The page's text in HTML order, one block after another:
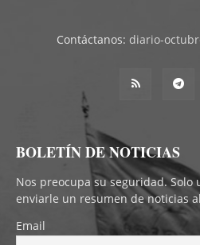
Contáctanos: diario-
BOLETÍN DE NOTICIAS
Nos preocupa su seguridad. Solo
enviarle un resumen de noticias
Email